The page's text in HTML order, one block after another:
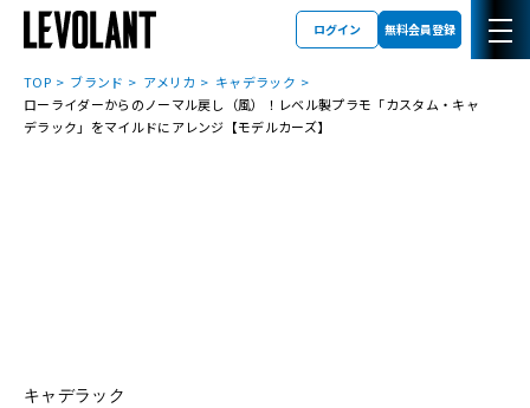
ログイン 無料会員登録
TOP ブランド アメリカ
キャデラック
ローライダーからのノーマル戻し（風）！レベル製プラモ「カスタム・キャ
デラック」をマイルドにアレンジ【モデルカーズ】
キャデラック